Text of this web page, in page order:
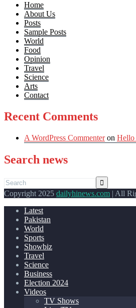
Home
About Us
Posts
Sample Posts
World
Food
Opinion
Travel
Science
Arts
Contact
Recent Comments
A WordPress Commenteron
Search news
Copyright 2025 dailyhinews.com | All
Latest
Pakistan
World
Sports
Showbiz
Travel
Science
Business
Election 2024
Videos
TV Shows